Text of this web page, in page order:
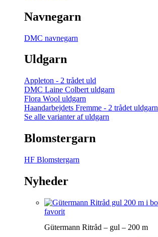
Navnegarn
DMC navnegarn
Uldgarn
Appleton - 2 trådet uld
DMC Laine Colbert uldgarn
Flora Wool uldgarn
Haandarbejdets Fremme - 2 trådet uldgarn
Se alle varianter af uldgarn
Blomstergarn
HF Blomstergarn
Nyheder
favorit
Gütermann Ritråd – gul – 200 m